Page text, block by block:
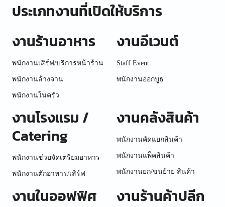
ประเภทงานที่เปิดให้บริการ
งานร้านอาหาร
พนักงานเสิร์ฟ/บริการหน้าร้าน
พนักงานล้างจาน
พนักงานในครัว
งานอีเวนต์
Staff Event
พนักงานออกบูธ
งานโรงแรม /
Catering
พนักงานช่วยจัดเตรียมอาหาร
พนักงานตักอาหาร/เสิร์ฟ
งานคลังสินค้า
พนักงานคัดแยกสินค้า
พนักงานแพ็คสินค้า
พนักงานยก/ขนย้าย สินค้า
งานในออฟฟิศ งานร้านค้าปลีก